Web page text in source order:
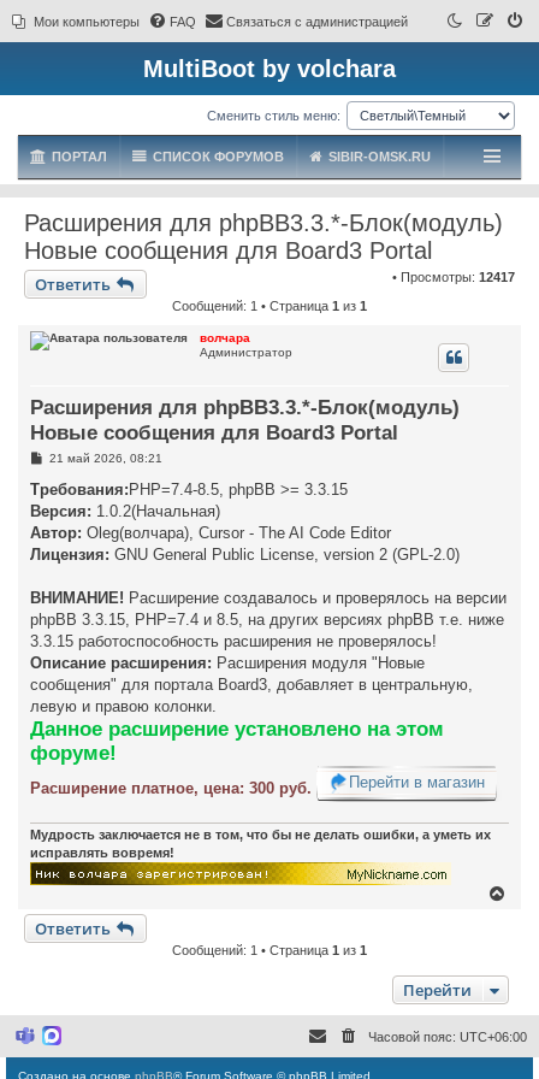
Мои компьютеры FAQ Связаться с администрацией
MultiBoot by volchara
Сменить стиль меню:
ПОРТАЛ СПИСОК ФОРУМОВ SIBIR-OMSK.RU
Расширения для phpBB3.3.*-Блок(модуль)
Новые сообщения для Board3 Portal
Ответить • Просмотры: 12417
Сообщений: 1 • Страница 1 из 1
волчара
Администратор
Расширения для phpBB3.3.*-Блок(модуль)
Новые сообщения для Board3 Portal
С
о
щ
е
и
21 май 2026, 08:21
Требования: PHP=7.4-8.5, phpBB >= 3.3.15
Версия: 1.0.2(Начальная)
Автор: Oleg(волчара), Cursor - The AI Code Editor
Лицензия: GNU General Public License, version 2 (GPL-2.0)
ВНИМАНИЕ! Расширение создавалось и проверялось на версии
phpBB 3.3.15, PHP=7.4 и 8.5, на других версиях phpBB т.е. ниже
3.3.15 работоспособность расширения не проверялось!
Описание расширения: Расширения модуля "Новые
сообщения" для портала Board3, добавляет в центральную,
левую и правою колонки.
Данное расширение установлено на этом
форуме!
Расширение платное, цена: 300 руб. Перейти в магазин
Мудрость заключается не в том, что бы не делать ошибки, а уметь их
исправлять вовремя!
т
к
н
Ответить
Сообщений: 1 • Страница 1 из 1
Перейти
M
M
Часовой пояс: UTC+06:00
Создано на основе phpBB® Forum Software © phpBB Limited